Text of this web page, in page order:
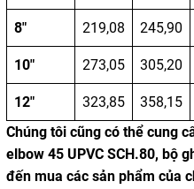
8″ 219,08 245,90
10″ 273,05 305,20
12″ 323,85 358,15
Chúng tôi cũng có thể cung
elbow 45 UPVC SCH.80, bộ
đến mua các sản phẩm của